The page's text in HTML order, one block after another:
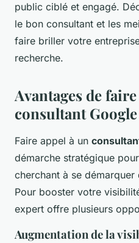
public ciblé et engagé.
le bon consultant et les
faire briller votre
recherche.
Avantages de
consultant
Faire appel à un
démarche stratégique
cherchant à se
Pour booster votre
expert offre plusieurs
Augmentation de la